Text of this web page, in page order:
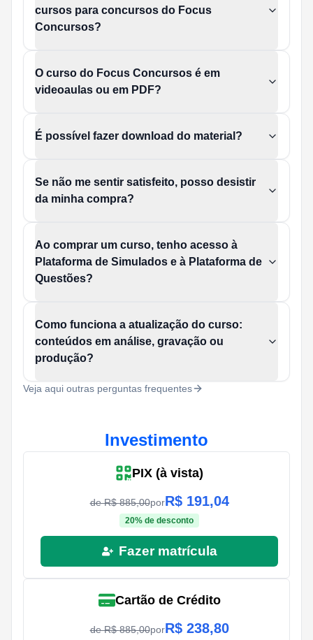
cursos para concursos do Focus
Concursos?
O curso do Focus Concursos é em
videoaulas ou em PDF?
É possível fazer download do material?
Se não me sentir satisfeito, posso desistir
da minha compra?
Ao comprar um curso, tenho acesso à
Plataforma de Simulados e à Plataforma de
Questões?
Como funciona a atualização do curso:
conteúdos em análise, gravação ou
produção?
Veja aqui outras perguntas frequentes
Investimento
PIX (à vista)
de R$885,00porR$ 191,04
20% de desconto
Fazer matrícula
Cartão de Crédito
de R$885,00porR$ 238,80